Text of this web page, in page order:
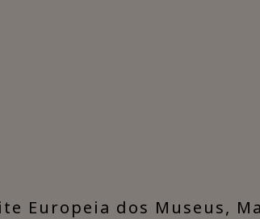
Europeia dos Museus,